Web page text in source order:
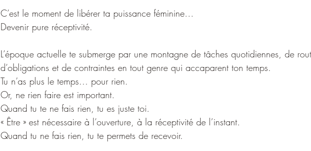
C’est le moment de libérer ta puissance féminine…
Devenir pure réceptivité.
L’époque actuelle te submerge par une montagne de tâches quotidiennes, de
d’obligations et de contraintes en tout genre qui accaparent ton temps.
Tu n’as plus le temps… pour rien.
Or, ne rien faire est important.
Quand tu te ne fais rien, tu es juste toi.
« Être » est nécessaire à l’ouverture, à la réceptivité de l’instant.
Quand tu ne fais rien, tu te permets de recevoir.